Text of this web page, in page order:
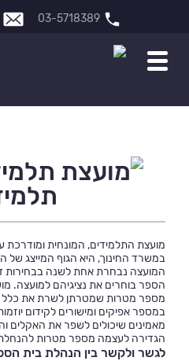
03-5718389
מועצת התלמידים, המונחית ומודרכת
במשרד החינוך, היא הגוף המייצג של
המועצה נבחרת אחת לשנה בבחירות
הספר בוחרים את נציגיהם למועצה.
מספר מטרות שמטרתן לשרת את כלל
במספר אפיקים ומישורים לקידום
מאמינים שיכולים לשפר את האקלים
הגדירה לעצמה מספר מטרות להנחלת
לגשר ולקשר בין הנהלת בית